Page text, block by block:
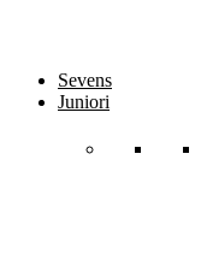
Sevens
Juniori